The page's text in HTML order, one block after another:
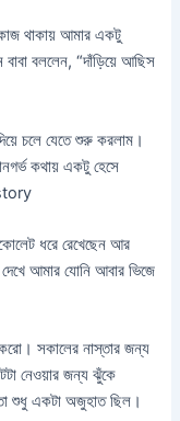
থাকায় আমার একটু
বললেন, “দাঁড়িয়ে আছিস
চলে যেতে শুরু করলাম।
কথায় একটু হেসে
ধরে রেখেছেন আর
আমার যোনি আবার ভিজে
করো। সকালের নাস্তার জন্য
নেওয়ার জন্য ঝুঁকে
শুধু একটা অজুহাত ছিল।